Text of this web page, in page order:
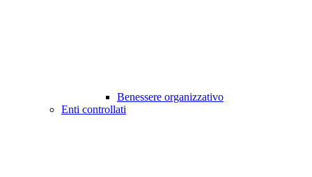
Benessere organizzativo
Enti controllati